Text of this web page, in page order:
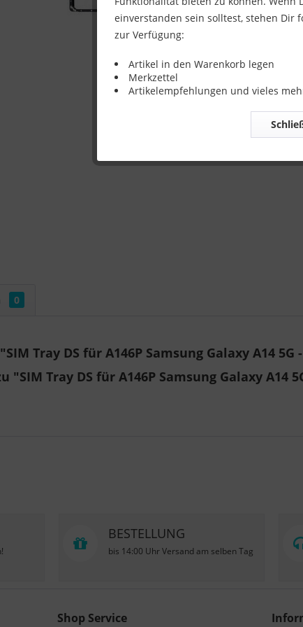
0
Tray DS für A146P Samsung Galaxy A14 5G
Tray DS für A146P Samsung Galaxy A14
BESTELLUNG
bis 14:00 Uhr Versand am selben Tag
Shop Service
einverstanden sein solltest, stehen Dir
zur Verfügung:
Artikel in den Warenkorb legen
Merkzettel
Artikelempfehlungen und vieles